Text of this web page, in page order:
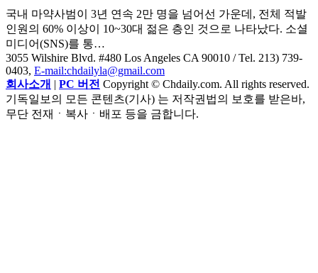
국내 마약사범이 3년 연속 2만 명을 넘어선 가운데, 전체 적발
인원의 60% 이상이 10~30대 젊은 층인 것으로 나타났다. 소셜
미디어(SNS)를 통…
3055 Wilshire Blvd. #480 Los Angeles CA 90010 / Tel. 213) 739-
0403, E-mail:chdailyla@gmail.com
회사소개 | PC 버전 Copyright © Chdaily.com. All rights reserved.
기독일보의 모든 콘텐츠(기사) 는 저작권법의 보호를 받은바,
무단 전재ㆍ복사ㆍ배포 등을 금합니다.